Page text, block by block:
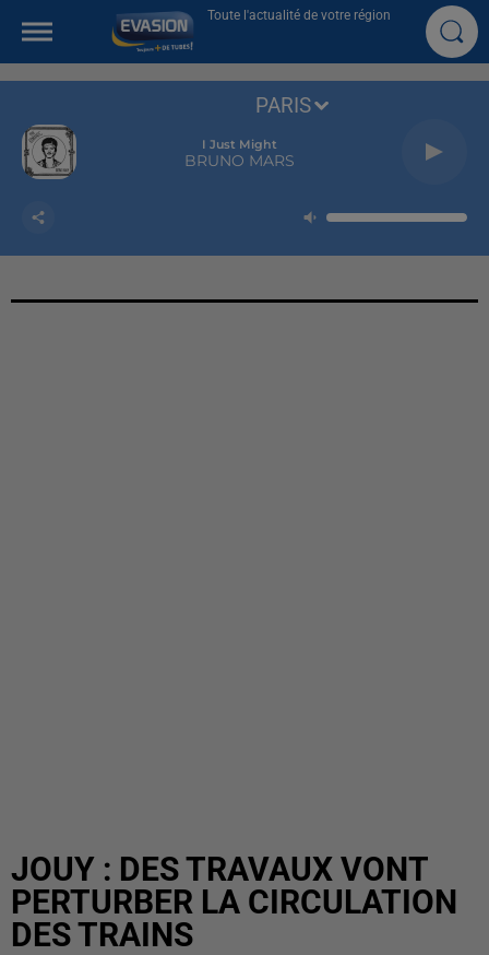
Toute l'actualité de votre région
I Just Might
BRUNO MARS
PARIS
JOUY : DES TRAVAUX VONT
PERTURBER LA CIRCULATION
DES TRAINS